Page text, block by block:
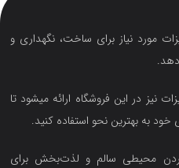
مورد نیاز برای ساخت، نگهداری و
نیز در این فروشگاه ارائه میشود تا
به بهترین نحو استفاده کنید.
محیطی سالم و لذت‌بخش برای